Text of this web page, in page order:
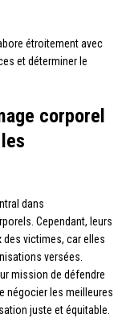
étroitement avec
et déterminer le
corporel
dans
Cependant, leurs
victimes, car elles
versées.
mission de défendre
négocier les meilleures
juste et équitable.